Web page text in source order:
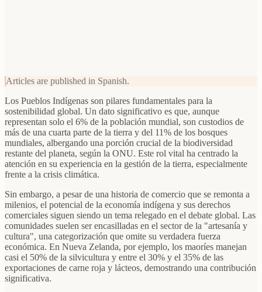
Articles are published in Spanish.
Los Pueblos Indígenas son pilares fundamentales para la
sostenibilidad global. Un dato significativo es que, aunque
representan solo el 6% de la población mundial, son custodios de
más de una cuarta parte de la tierra y del 11% de los bosques
mundiales, albergando una porción crucial de la biodiversidad
restante del planeta, según la ONU. Este rol vital ha centrado la
atención en su experiencia en la gestión de la tierra, especialmente
frente a la crisis climática.
Sin embargo, a pesar de una historia de comercio que se remonta a
milenios, el potencial de la economía indígena y sus derechos
comerciales siguen siendo un tema relegado en el debate global. Las
comunidades suelen ser encasilladas en el sector de la "artesanía y
cultura", una categorización que omite su verdadera fuerza
económica. En Nueva Zelanda, por ejemplo, los maoríes manejan
casi el 50% de la silvicultura y entre el 30% y el 35% de las
exportaciones de carne roja y lácteos, demostrando una contribución
significativa.